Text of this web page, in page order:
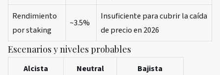
Rendimiento
por staking
~3.5%
Insuficiente para cubrir la caída
de precio en 2026
Escenarios y niveles probables
Alcista Neutral Bajista